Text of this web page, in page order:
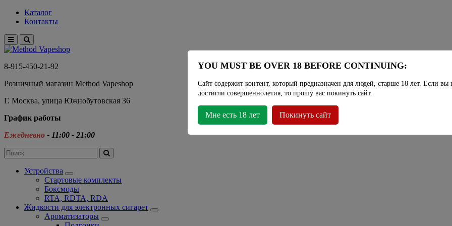
Каталог
Контакты
8-915-450-21-92
Розничный магазин Method Vapeshop
Г. Москва, улица Южнобутовская 36
График работы
Ежедневно - 11:00 - 21:00
Устройства
Стартовые комплекты
Боксмоды
RTA, RDTA, RDA
Жидкости для электронных сигарет
Ароматизаторы
YOU MUST BE OVER 18 BEFORE CONTINUING:
Сайт содержит контент, который предназначен для людей, старше 18 лет. Если вы
достигли совершеннолетия, то прошу вас покинуть сайт.
Мне есть 18 лет Покинуть сайт